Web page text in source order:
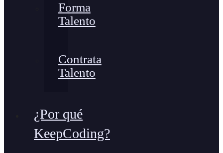
Forma
Talento
Contrata
Talento
¿Por qué
KeepCoding?